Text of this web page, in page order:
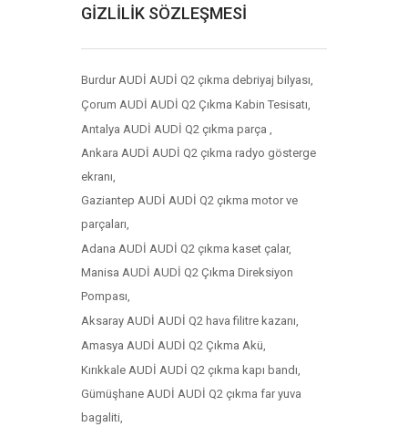
GİZLİLİK SÖZLEŞMESİ
Burdur AUDİ AUDİ Q2 çıkma debriyaj bilyası,
Çorum AUDİ AUDİ Q2 Çıkma Kabin Tesisatı,
Antalya AUDİ AUDİ Q2 çıkma parça ,
Ankara AUDİ AUDİ Q2 çıkma radyo gösterge
ekranı,
Gaziantep AUDİ AUDİ Q2 çıkma motor ve
parçaları,
Adana AUDİ AUDİ Q2 çıkma kaset çalar,
Manisa AUDİ AUDİ Q2 Çıkma Direksiyon
Pompası,
Aksaray AUDİ AUDİ Q2 hava filitre kazanı,
Amasya AUDİ AUDİ Q2 Çıkma Akü,
Kırıkkale AUDİ AUDİ Q2 çıkma kapı bandı,
Gümüşhane AUDİ AUDİ Q2 çıkma far yuva
bagaliti,